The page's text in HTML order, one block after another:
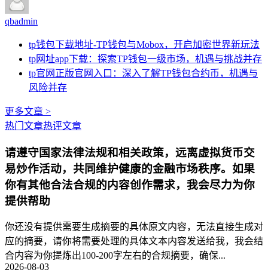
qbadmin
tp钱包下载地址-TP钱包与Mobox，开启加密世界新玩法
tp网址app下载：探索TP钱包一级市场，机遇与挑战并存
tp官网正版官网入口：深入了解TP钱包合约币，机遇与
风险并存
更多文章 >
热门文章热评文章
请遵守国家法律法规和相关政策，远离虚拟货币交
易炒作活动，共同维护健康的金融市场秩序。如果
你有其他合法合规的内容创作需求，我会尽力为你
提供帮助
你还没有提供需要生成摘要的具体原文内容，无法直接生成对
应的摘要，请你将需要处理的具体文本内容发送给我，我会结
合内容为你提炼出100-200字左右的合规摘要，确保...
2026-08-03